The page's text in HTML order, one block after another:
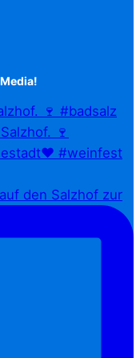
🍷 #badsalz
den Salzhof zur